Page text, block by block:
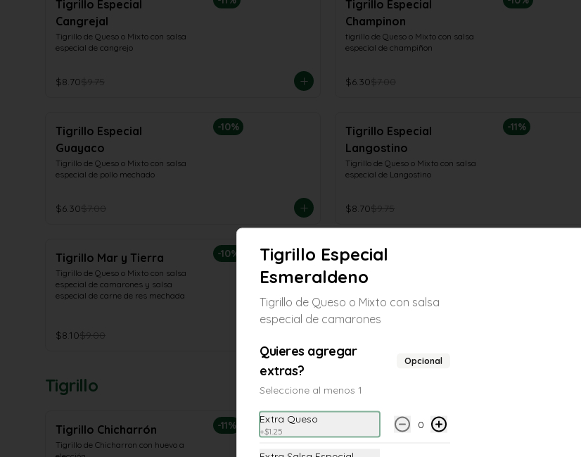
Tigrillo Especial
Cangrejal
Tigrillo de Queso o Mixto con salsa
especial de cangrejo
$8.70$9.75
Tigrillo Especial
Champinon
tigrillo de Queso o Mixto con salsa
especial de champiñon
$6.30$7.00
-10%
Tigrillo Especial
Guayaco
Tigrillo de Queso o Mixto con salsa
especial de pollo mechado
$6.30$7.00
-11%
Tigrillo Especial
Langostino
Tigrillo de Queso o Mixto con salsa
especial de Langostino
$8.70$9.75
-10%
Tigrillo Mar y Tierra
Tigrillo de Queso o Mixto con salsa
especial de camarones y salsa
especial de carne de res mechada
$8.10$9.00
Tigrillo
-11%
Tigrillo Chicharrón
Tigrillo de Chicharron con huevo a
Tigrillo Mixto
Tigrillo Especial
Esmeraldeno
Tigrillo de Queso o Mixto con salsa
especial de camarones
Quieres agregar
extras?
Opcional
Seleccione al menos 1
Extra Queso
+$1.25
0